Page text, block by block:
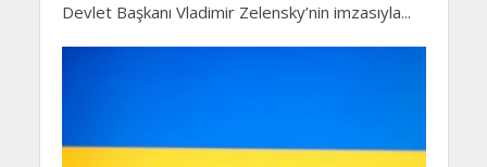
Devlet Başkanı Vladimir Zelensky’nin imzasıyla...